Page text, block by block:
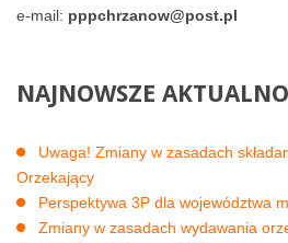
e-mail: pppchrzanow@post.pl
NAJNOWSZE
Uwaga! Zmiany w zasadach
Orzekający
Perspektywa 3P dla województwa
Zmiany w zasadach wydawania